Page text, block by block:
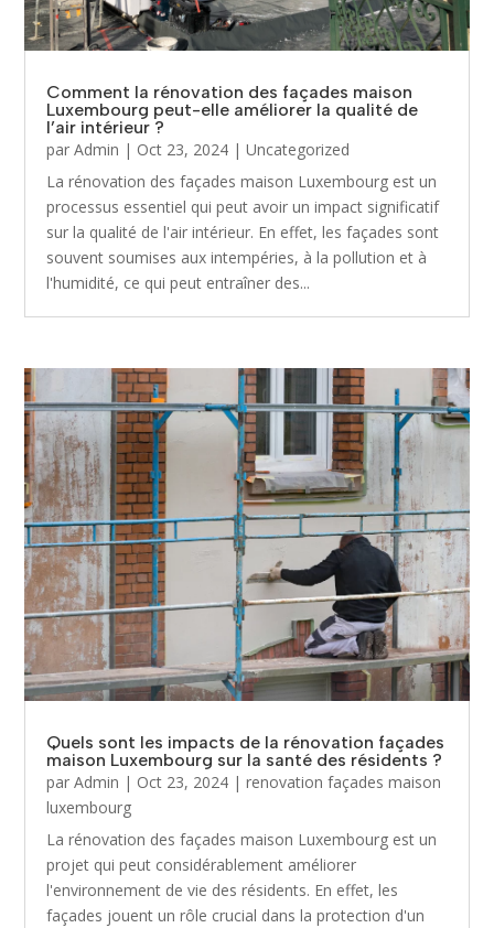
Comment la rénovation des façades maison
Luxembourg peut-elle améliorer la qualité de
l’air intérieur ?
parAdmin | Oct 23, 2024 |Uncategorized
La rénovation des façades maison Luxembourg est un
processus essentiel qui peut avoir un impact significatif
sur la qualité de l'air intérieur. En effet, les façades sont
souvent soumises aux intempéries, à la pollution et à
l'humidité, ce qui peut entraîner des...
Quels sont les impacts de la rénovation façades
maison Luxembourg sur la santé des résidents ?
parAdmin | Oct 23, 2024 |renovation façades maison
luxembourg
La rénovation des façades maison Luxembourg est un
projet qui peut considérablement améliorer
l'environnement de vie des résidents. En effet, les
façades jouent un rôle crucial dans la protection d'un